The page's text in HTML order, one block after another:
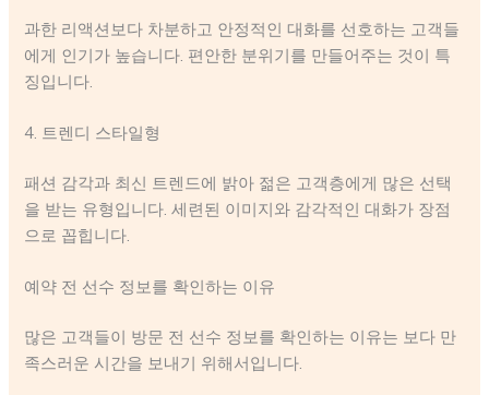
과한 리액션보다 차분하고 안정적인 대화를 선호하는 고객들
에게 인기가 높습니다. 편안한 분위기를 만들어주는 것이 특
징입니다.
4. 트렌디 스타일형
패션 감각과 최신 트렌드에 밝아 젊은 고객층에게 많은 선택
을 받는 유형입니다. 세련된 이미지와 감각적인 대화가 장점
으로 꼽힙니다.
예약 전 선수 정보를 확인하는 이유
많은 고객들이 방문 전 선수 정보를 확인하는 이유는 보다 만
족스러운 시간을 보내기 위해서입니다.